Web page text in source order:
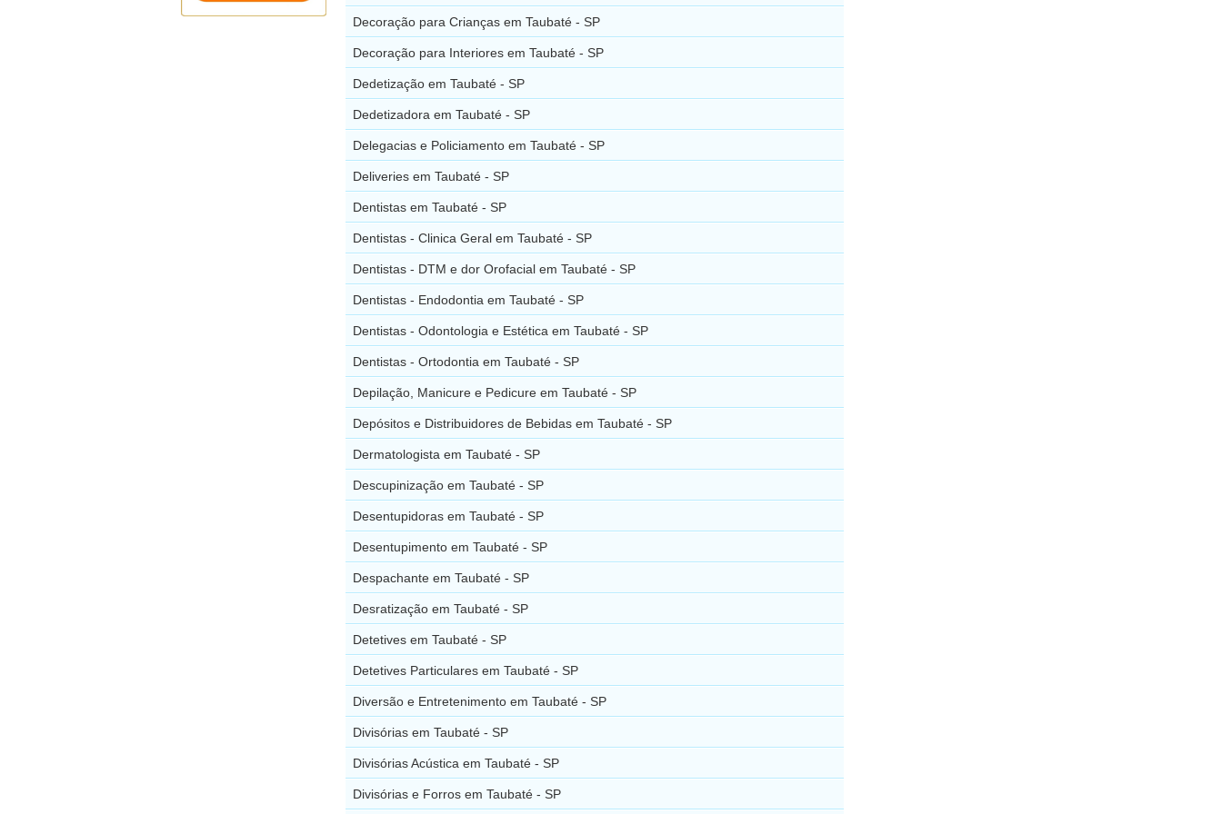
Decoração para Crianças em Taubaté - SP
Decoração para Interiores em Taubaté - SP
Dedetização em Taubaté - SP
Dedetizadora em Taubaté - SP
Delegacias e Policiamento em Taubaté - SP
Deliveries em Taubaté - SP
Dentistas em Taubaté - SP
Dentistas - Clinica Geral em Taubaté - SP
Dentistas - DTM e dor Orofacial em Taubaté - SP
Dentistas - Endodontia em Taubaté - SP
Dentistas - Odontologia e Estética em Taubaté - SP
Dentistas - Ortodontia em Taubaté - SP
Depilação, Manicure e Pedicure em Taubaté - SP
Depósitos e Distribuidores de Bebidas em Taubaté - SP
Dermatologista em Taubaté - SP
Descupinização em Taubaté - SP
Desentupidoras em Taubaté - SP
Desentupimento em Taubaté - SP
Despachante em Taubaté - SP
Desratização em Taubaté - SP
Detetives em Taubaté - SP
Detetives Particulares em Taubaté - SP
Diversão e Entretenimento em Taubaté - SP
Divisórias em Taubaté - SP
Divisórias Acústica em Taubaté - SP
Divisórias e Forros em Taubaté - SP